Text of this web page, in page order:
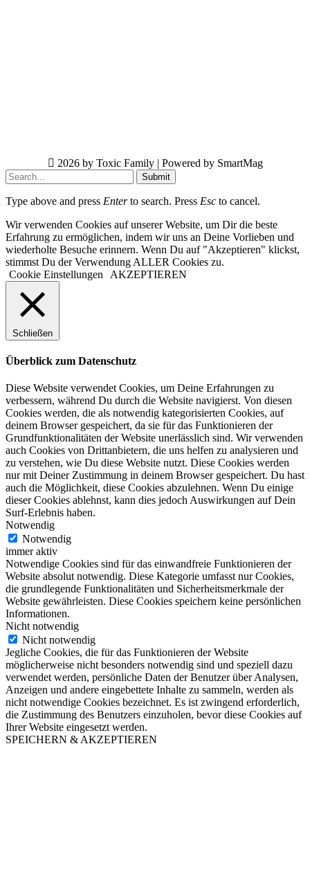
2026 by Toxic Family | Powered by SmartMag
Submit
Type above and press Enterto search. Press Esc to cancel.
Wir verwenden Cookies auf unserer Website, um Dir die beste
Erfahrung zu ermöglichen, indem wir uns an Deine Vorlieben und
wiederholte Besuche erinnern. Wenn Du auf "Akzeptieren" klickst,
stimmst Du der Verwendung ALLER Cookies zu.
Cookie Einstellungen
AKZEPTIEREN
Schließen
Überblick zum Datenschutz
Diese Website verwendet Cookies, um Deine Erfahrungen zu
verbessern, während Du durch die Website navigierst. Von diesen
Cookies werden, die als notwendig kategorisierten Cookies, auf
deinem Browser gespeichert, da sie für das Funktionieren der
Grundfunktionalitäten der Website unerlässlich sind. Wir verwenden
auch Cookies von Drittanbietern, die uns helfen zu analysieren und
zu verstehen, wie Du diese Website nutzt. Diese Cookies werden
nur mit Deiner Zustimmung in deinem Browser gespeichert. Du hast
auch die Möglichkeit, diese Cookies abzulehnen. Wenn Du einige
dieser Cookies ablehnst, kann dies jedoch Auswirkungen auf Dein
Surf-Erlebnis haben.
Notwendig
Notwendig
immer aktiv
Notwendige Cookies sind für das einwandfreie Funktionieren der
Website absolut notwendig. Diese Kategorie umfasst nur Cookies,
die grundlegende Funktionalitäten und Sicherheitsmerkmale der
Website gewährleisten. Diese Cookies speichern keine persönlichen
Informationen.
Nicht notwendig
Nicht notwendig
Jegliche Cookies, die für das Funktionieren der Website
möglicherweise nicht besonders notwendig sind und speziell dazu
verwendet werden, persönliche Daten der Benutzer über Analysen,
Anzeigen und andere eingebettete Inhalte zu sammeln, werden als
nicht notwendige Cookies bezeichnet. Es ist zwingend erforderlich,
die Zustimmung des Benutzers einzuholen, bevor diese Cookies auf
Ihrer Website eingesetzt werden.
SPEICHERN & AKZEPTIEREN